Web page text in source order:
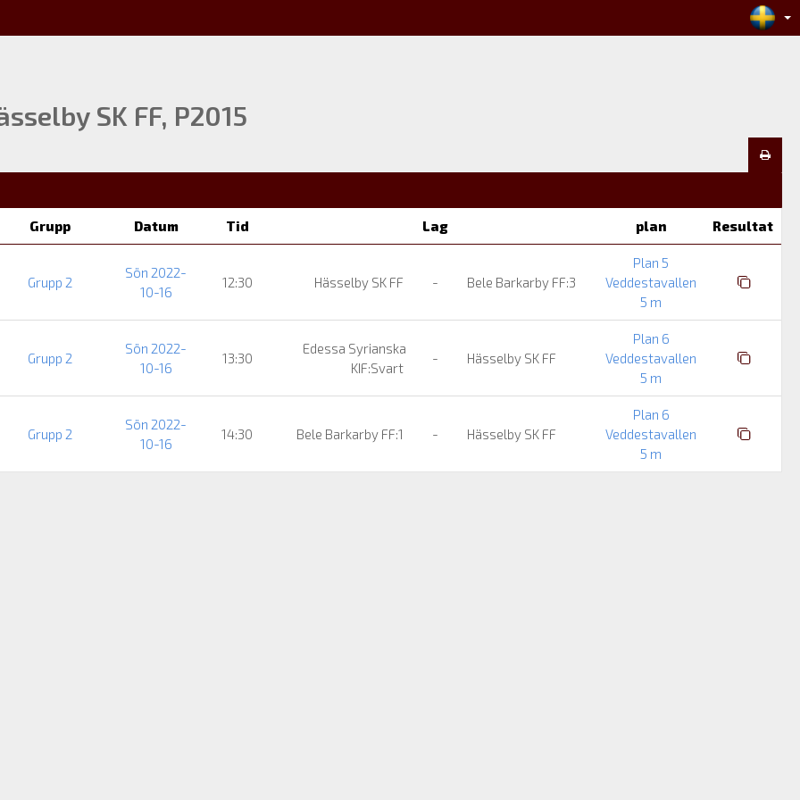
SK FF, P2015
Grupp Datum Tid Lag plan Resultat
Grupp 2
Sön 2022-
10-16
12:30 Hässelby SK FF - Bele Barkarby FF:3
Plan 5
Veddestavallen
5 m
Grupp 2
Sön 2022-
10-16
13:30
Edessa Syrianska
KIF:Svart
- Hässelby SK FF
Plan 6
Veddestavallen
5 m
Grupp 2
Sön 2022-
10-16
14:30 Bele Barkarby FF:1 - Hässelby SK FF
Plan 6
Veddestavallen
5 m